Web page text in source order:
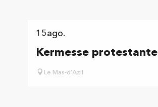
15ago.
Kermesse protestante
Le Mas-d'Azil